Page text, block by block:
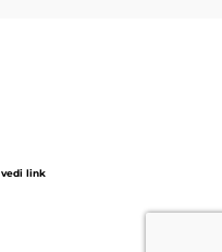
vedi link